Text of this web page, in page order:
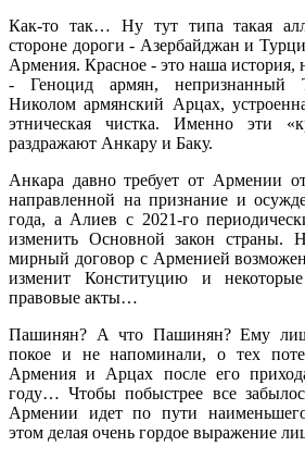
Как-то так… Ну тут типа такая
стороне дороги - Азербайджан и
Армения. Красное - это наша история,
- Геноцид армян, непризнанный
Николом армянский Арцах,
этническая чистка. Именно эти
раздражают Анкару и Баку.
Анкара давно требует от Армении
направленной на признание и
года, а Алиев с 2021-го
изменить Основной закон страны.
мирный договор с Арменией
изменит Конституцию и
правовые акты…
Пашинян? А что Пашинян? Ему
покое и не напоминали, о тех
Армения и Арцах после его
году… Чтобы побыстрее все
Армении идет по пути
этом делая очень гордое выражение